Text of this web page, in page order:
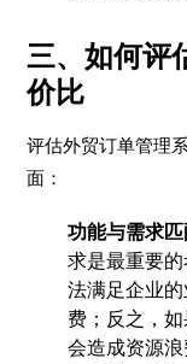
三、如何评
价比
评估外贸订单管理
面：
功能与需求匹
求是最重要
法满足企业
费；反之，
会造成资源